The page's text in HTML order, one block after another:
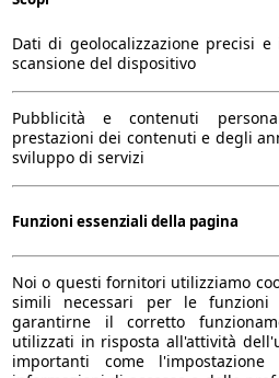
Dati di geolocalizzazione precisi
scansione del dispositivo
Pubblicità e contenuti
prestazioni dei contenuti e degli
sviluppo di servizi
Funzioni essenziali della pagina
Noi o questi fornitori utilizziamo
simili necessari per le
garantirne il corretto
utilizzati in risposta all'attività
importanti come